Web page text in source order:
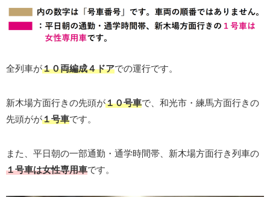
全列車が１０両編成４ドアでの運行です。
新木場方面行きの先頭が１０号車で、和光市・練馬方面行きの
先頭がが１号車です。
また、平日朝の一部通勤・通学時間帯、新木場方面行き列車の
１号車は女性専用車です。